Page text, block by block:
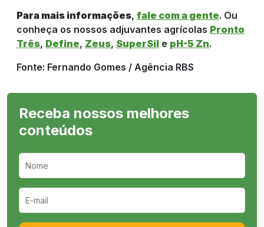
Para mais informações, fale com a gente. Ou
conheça os nossos adjuvantes agrícolas Pronto
Três, Define, Zeus, SuperSil e pH-5 Zn.
Fonte: Fernando Gomes / Agência RBS
Receba nossos melhores
conteúdos